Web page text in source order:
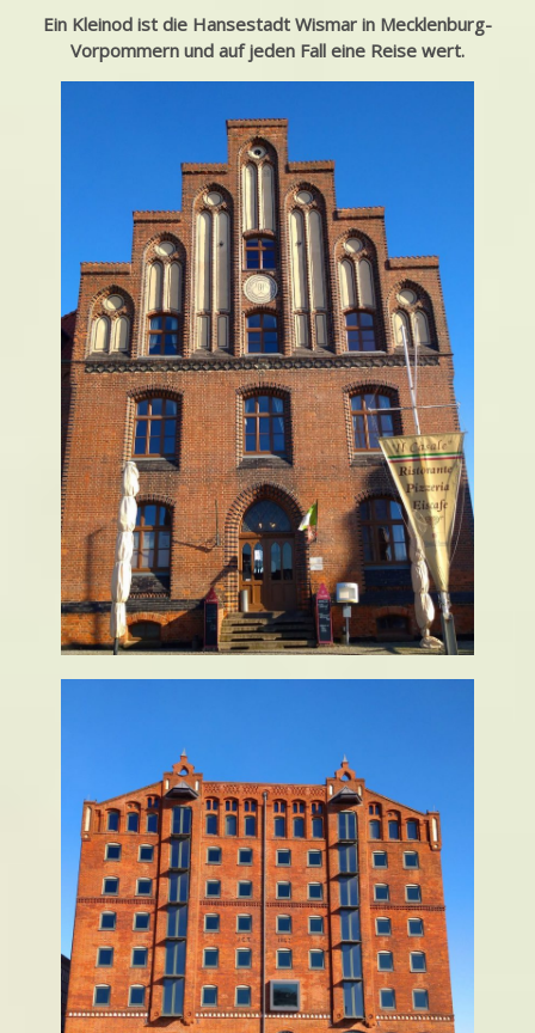
Ein Kleinod ist die Hansestadt Wismar in Mecklenburg-
Vorpommern und auf jeden Fall eine Reise wert.